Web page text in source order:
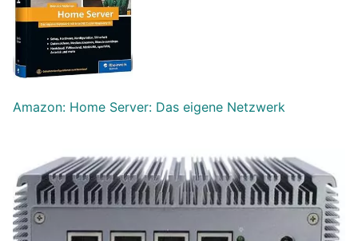
Amazon: Home Server: Das eigene Netzwerk